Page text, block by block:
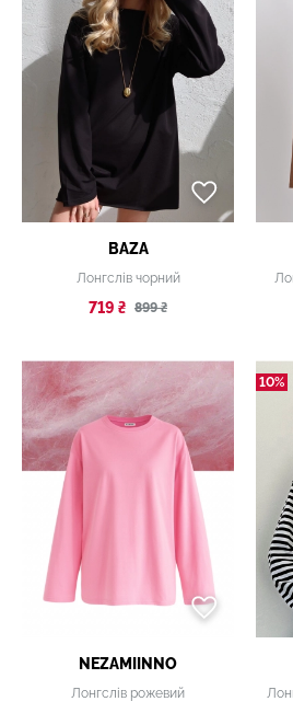
BAZA
Лонгслів чорний
719 ₴ 899 ₴
NEZAMIINNO
Лонгслів рожевий
10%